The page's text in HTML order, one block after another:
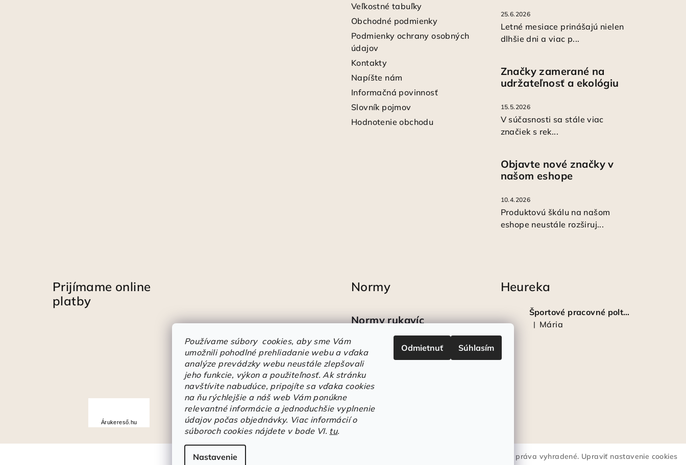
Používame súbory cookies, aby sme Vám
umožnili pohodlné prehliadanie webu a vďaka
analýze prevádzky webu neustále zlepšovali
jeho funkcie, výkon a použiteľnosť. Ak stránku
navštívite nabudúce, pripojíte sa vďaka cookies
na ňu rýchlejšie a náš web Vám ponúkne
relevantné informácie a jednoduchšie vyplnenie
údajov počas objednávky. Viac informácií o
súboroch cookies nájdete v bode VI. tu.
Nastavenie
Odmietnuť Súhlasím
Veľkostné tabuľky
Obchodné podmienky
Podmienky ochrany osobných
údajov
Kontakty
Napíšte nám
Informačná povinnosť
Slovník pojmov
Hodnotenie obchodu
25.6.2026
Letné mesiace prinášajú nielen
dlhšie dni a viac p...
Značky zamerané na
udržateľnosť a ekológiu
15.5.2026
V súčasnosti sa stále viac
značiek s rek...
Objavte nové značky v
našom eshope
10.4.2026
Produktovú škálu na našom
eshope neustále rozširuj...
Prijímame online
platby
Normy
Normy rukavíc
Ako sa vyznať v
označeniach obuvi
Heureka
Športové pracovné poltopánky PRESTIGE CLASSIC biele
Hodnotenie produktu je 5 z 5 hviezdičiek.
| Mária
k
Árukereső.hu
. Všetky práva vyhradené. Upraviť nastavenie cookies